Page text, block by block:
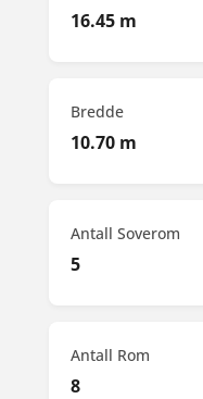
16.45 m
Bredde
10.70 m
Antall Soverom
5
Antall Rom
8